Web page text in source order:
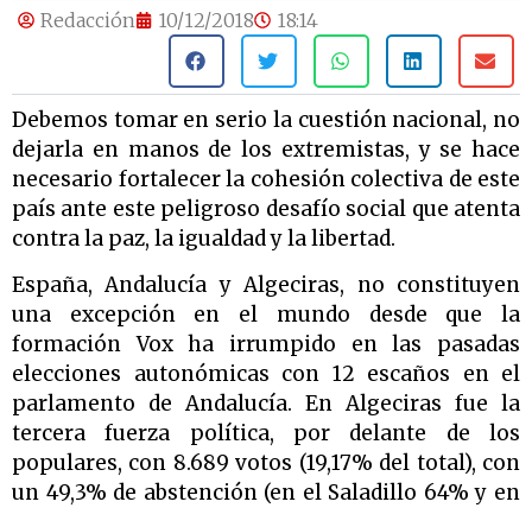
Redacción 10/12/2018 18:14
Debemos tomar en serio la cuestión nacional, no
dejarla en manos de los extremistas, y se hace
necesario fortalecer la cohesión colectiva de este
país ante este peligroso desafío social que atenta
contra la paz, la igualdad y la libertad.
España, Andalucía y Algeciras, no constituyen
una excepción en el mundo desde que la
formación Vox ha irrumpido en las pasadas
elecciones autonómicas con 12 escaños en el
parlamento de Andalucía. En Algeciras fue la
tercera fuerza política, por delante de los
populares, con 8.689 votos (19,17% del total), con
un 49,3% de abstención (en el Saladillo 64% y en